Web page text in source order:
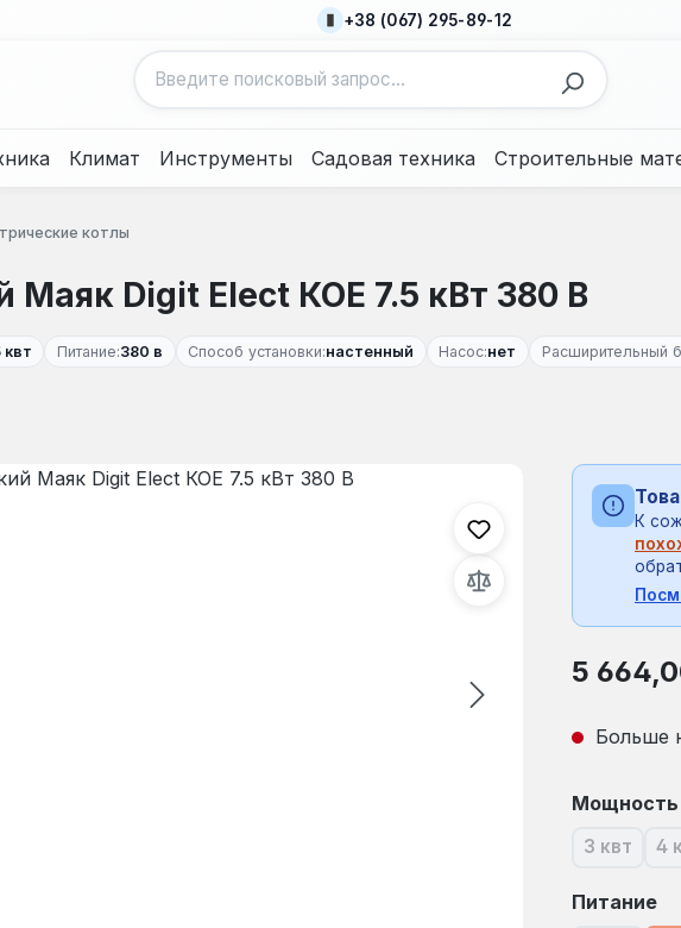
+38 (067) 295-89-12
Климат Инструменты Садовая техника Строительные
котлы
Маяк Digit Elect КОЕ 7.5 кВт 380 В
квт Питание:380 в Способ установки:настенный Насос:нет Расширительный
К
Обычная
5
Больше
Выберите
Мощность
3 квт
(В 4
Выберите
Питание